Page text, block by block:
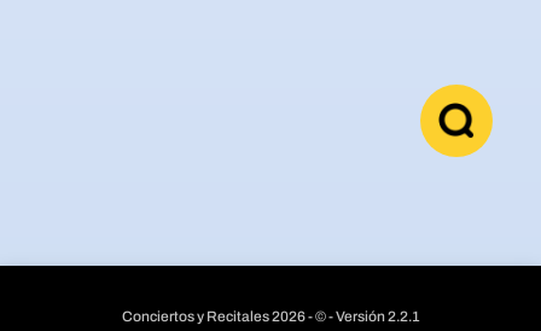
Conciertos y Recitales 2026 - © - Versión 2.2.1